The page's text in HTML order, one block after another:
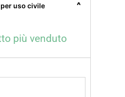
^
uso civile
più venduto